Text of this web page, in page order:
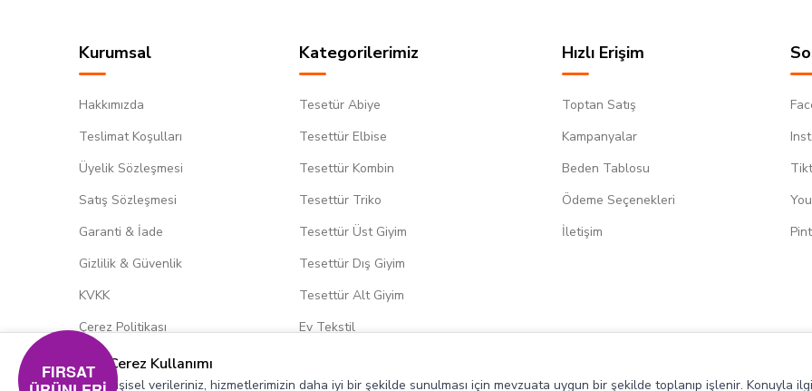
Kurumsal
Hakkımızda
Teslimat Koşulları
Üyelik Sözleşmesi
Satış Sözleşmesi
Garanti & İade
Gizlilik & Güvenlik
KVKK
Çerez Politikası
Kategorilerimiz
Tesetür Abiye
Tesettür Elbise
Tesettür Kombin
Tesettür Triko
Tesettür Üst Giyim
Tesettür Dış Giyim
Tesettür Alt Giyim
Ev Tekstil
Hızlı Erişim
Toptan Satış
Kampanyalar
Beden Tablosu
Ödeme Seçenekleri
İletişim
Çerez Kullanımı
Kişisel verileriniz, hizmetlerimizin daha iyi bir şekilde sunulması için mevzuata uygun bir şekilde toplanıp işlenir. Konuyla
FIRSAT